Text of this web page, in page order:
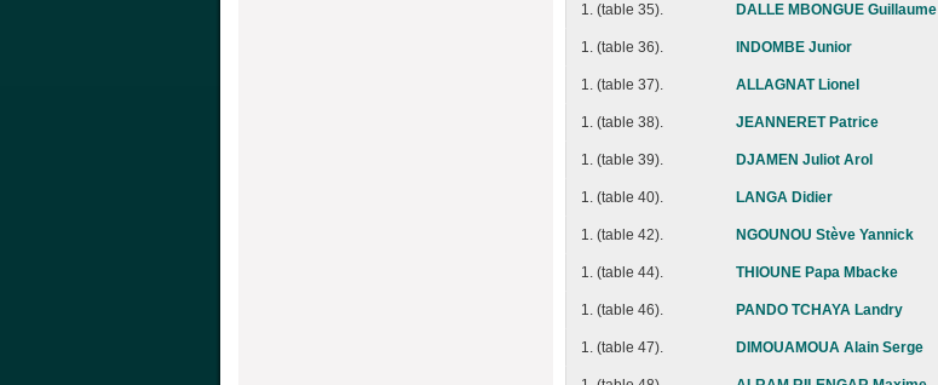
1. (table 35). DALLE MBONGUE Guillaume
1. (table 36). INDOMBE Junior
1. (table 37). ALLAGNAT Lionel
1. (table 38). JEANNERET Patrice
1. (table 39). DJAMEN Juliot Arol
1. (table 40). LANGA Didier
1. (table 42). NGOUNOU Stève Yannick
1. (table 44). THIOUNE Papa Mbacke
1. (table 46). PANDO TCHAYA Landry
1. (table 47). DIMOUAMOUA Alain Serge